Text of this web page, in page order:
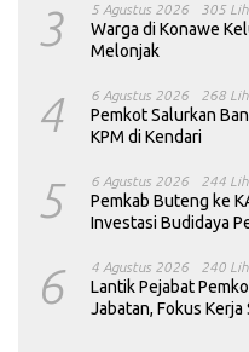
3 5 Agustus 2026 305
Warga di Konawe
Melonjak
4 6 Agustus 2026 268
Pemkot Salurkan
KPM di Kendari
5 6 Agustus 2026 244
Pemkab Buteng ke
Investasi Budidaya
6 4 Agustus 2026 240
Lantik Pejabat
Jabatan, Fokus Kerja